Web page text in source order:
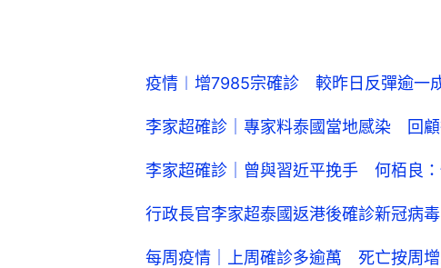
疫情︱增7985宗確診 較昨日反彈逾一
李家超確診｜專家料泰國當地感染 回
李家超確診｜曾與習近平挽手 何栢良
行政長官李家超泰國返港後確診新冠病
每周疫情｜上周確診多逾萬 死亡按周